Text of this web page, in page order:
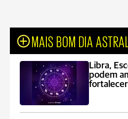
MAIS BOM DIA ASTRAL
Libra,
podem